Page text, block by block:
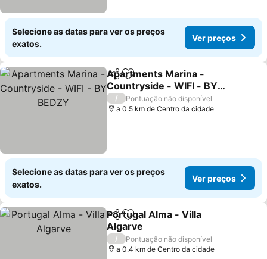
Selecione as datas para ver os preços
exatos.
Ver preços
PartilharAdicionar aos favoritos
Apartments Marina -
Countryside - WIFI - BY
BEDZY
Ver preços
/
Pontuação não disponível
a 0.5 km de Centro da cidade
Selecione as datas para ver os preços
exatos.
Ver preços
PartilharAdicionar aos favoritos
Portugal Alma - Villa
Algarve
Ver preços
/
Pontuação não disponível
a 0.4 km de Centro da cidade